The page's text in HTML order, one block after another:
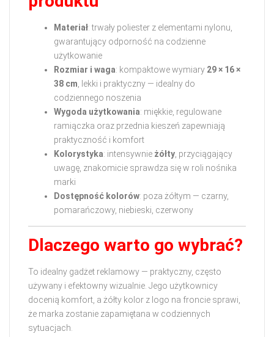
Materiał: trwały poliester z elementami nylonu,
gwarantujący odporność na codzienne
użytkowanie
Rozmiar i waga: kompaktowe wymiary 29 × 16 ×
38 cm , lekki i praktyczny — idealny do
codziennego noszenia
Wygoda użytkowania: miękkie, regulowane
ramiączka oraz przednia kieszeń zapewniają
praktyczność i komfort
Kolorystyka: intensywnie żółty , przyciągający
uwagę, znakomicie sprawdza się w roli nośnika
marki
Dostępność kolorów: poza żółtym — czarny,
pomarańczowy, niebieski, czerwony
Dlaczego warto go wybrać?
To idealny gadżet reklamowy — praktyczny, często
używany i efektowny wizualnie. Jego użytkownicy
docenią komfort, a żółty kolor z logo na froncie sprawi,
że marka zostanie zapamiętana w codziennych
sytuacjach.